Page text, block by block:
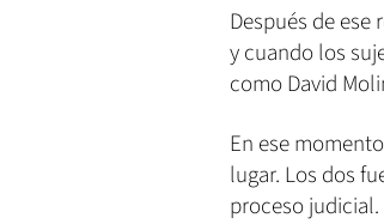
Después de
y cuando los
como David
En ese
lugar. Los dos
proceso judicial.